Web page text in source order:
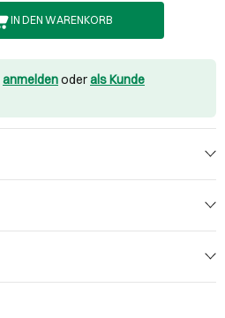
IN DEN WARENKORB
anmeldenoderals Kunde